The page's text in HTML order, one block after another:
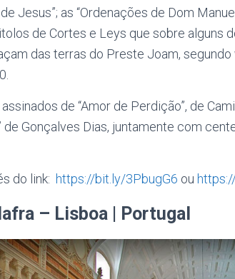
Jesus”; as “Ordenações de Dom
de Cortes e Leys que sobre alguns
das terras do Preste Joam,
de “Amor de Perdição”, de
de Gonçalves Dias, juntamente com
do link: https://bit.ly/3PbugG6 ou
– Lisboa | Portugal